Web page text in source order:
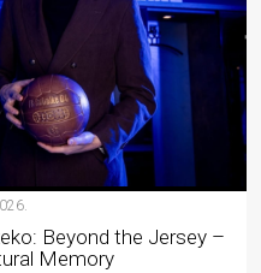
Beyond the Jersey –
Memory